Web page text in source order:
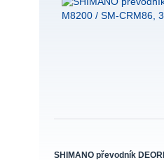
SHIMANO převodník